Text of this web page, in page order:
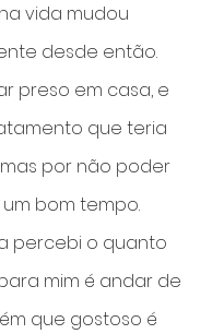
vida mudou
desde então.
preso em casa, e
que teria
por não poder
bom tempo.
percebi o quanto
mim é andar de
que gostoso é